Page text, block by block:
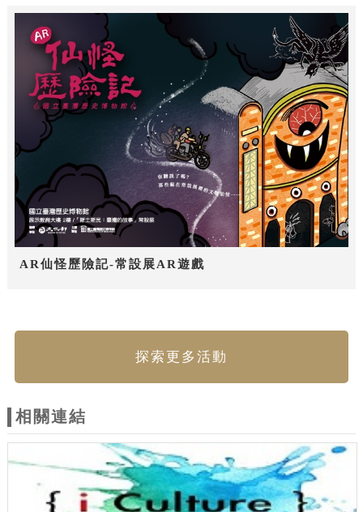
AR仙怪歷險記-常設展AR遊戲
探索更多活動
相關連結